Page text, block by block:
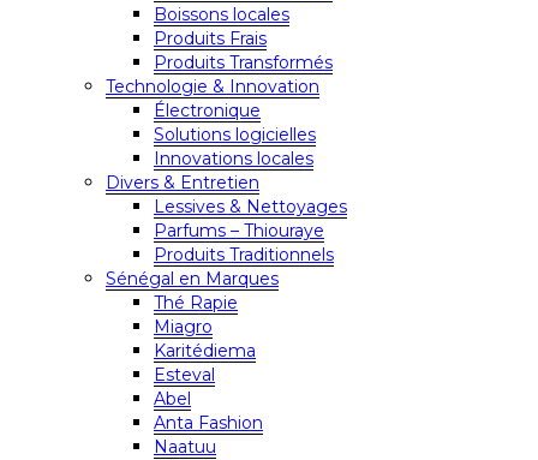
Boissons locales
Produits Frais
Produits Transformés
Technologie & Innovation
Électronique
Solutions logicielles
Innovations locales
Divers & Entretien
Lessives & Nettoyages
Parfums – Thiouraye
Produits Traditionnels
Sénégal en Marques
Thé Rapie
Miagro
Karitédiema
Esteval
Abel
Anta Fashion
Naatuu